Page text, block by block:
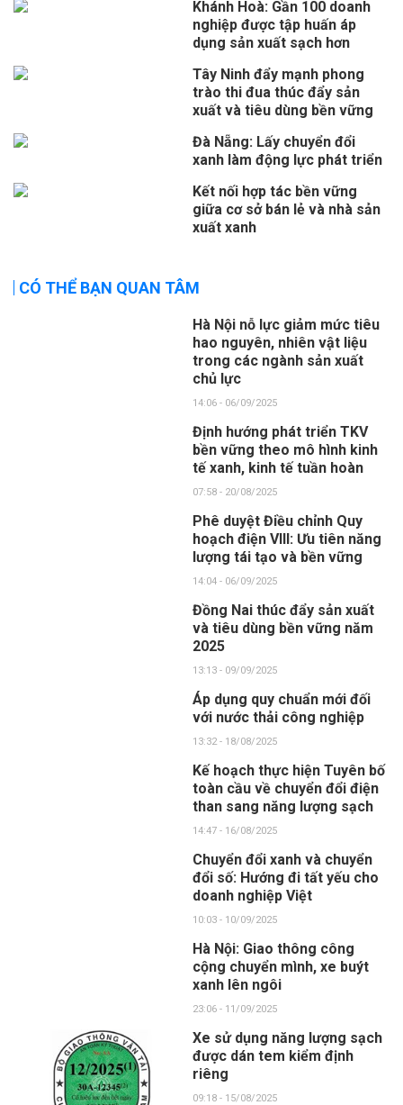
Khánh Hoà: Gần 100 doanh
nghiệp được tập huấn áp
dụng sản xuất sạch hơn
Tây Ninh đẩy mạnh phong
trào thi đua thúc đẩy sản
xuất và tiêu dùng bền vững
Đà Nẵng: Lấy chuyển đổi
xanh làm động lực phát triển
Kết nối hợp tác bền vững
giữa cơ sở bán lẻ và nhà sản
xuất xanh
CÓ THỂ BẠN QUAN TÂM
Hà Nội nỗ lực giảm mức tiêu
hao nguyên, nhiên vật liệu
trong các ngành sản xuất
chủ lực
14:06 - 06/09/2025
Định hướng phát triển TKV
bền vững theo mô hình kinh
tế xanh, kinh tế tuần hoàn
07:58 - 20/08/2025
Phê duyệt Điều chỉnh Quy
hoạch điện VIII: Ưu tiên năng
lượng tái tạo và bền vững
14:04 - 06/09/2025
Đồng Nai thúc đẩy sản xuất
và tiêu dùng bền vững năm
2025
13:13 - 09/09/2025
Áp dụng quy chuẩn mới đối
với nước thải công nghiệp
13:32 - 18/08/2025
Kế hoạch thực hiện Tuyên bố
toàn cầu về chuyển đổi điện
than sang năng lượng sạch
14:47 - 16/08/2025
Chuyển đổi xanh và chuyển
đổi số: Hướng đi tất yếu cho
doanh nghiệp Việt
10:03 - 10/09/2025
Hà Nội: Giao thông công
cộng chuyển mình, xe buýt
xanh lên ngôi
23:06 - 11/09/2025
Xe sử dụng năng lượng sạch
được dán tem kiểm định
riêng
09:18 - 15/08/2025